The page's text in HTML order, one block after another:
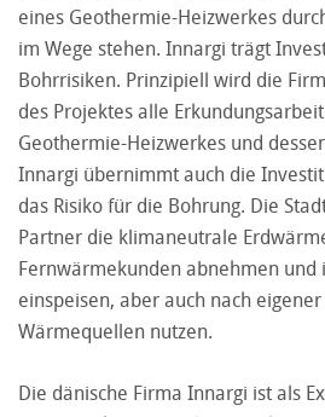
eines Geothermie-Heizwerkes
im Wege stehen. Innargi trägt
Bohrrisiken. Prinzipiell wird die
des Projektes alle
Geothermie-Heizwerkes und
Innargi übernimmt auch die
das Risiko für die Bohrung. Die
Partner die klimaneutrale
Fernwärmekunden abnehmen und
einspeisen, aber auch nach
Wärmequellen nutzen.
Die dänische Firma Innargi ist als